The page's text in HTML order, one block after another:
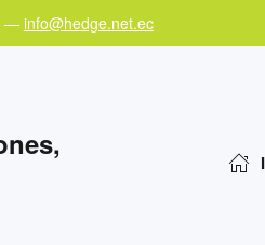
— info@hedge.net.ec